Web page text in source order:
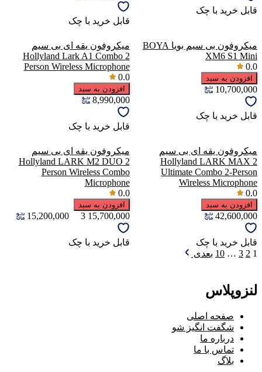
قابل خرید با چک
قابل خرید با چک
میکروفون بی سیم بویا BOYA
XM6 S1 Mini
0.0
افزودن به سبد
10,700,000
قابل خرید با چک
میکروفون یقه ای بی سیم
Hollyland Lark A1 Combo 2
Person Wireless Microphone
0.0
افزودن به سبد
8,990,000
قابل خرید با چک
میکروفون یقه ای بی سیم
Hollyland LARK MAX 2
Ultimate Combo 2-Person
Wireless Microphone
0.0
افزودن به سبد
42,600,000
قابل خرید با چک
میکروفون یقه ای بی سیم
Hollyland LARK M2 DUO 2
Person Wireless Combo
Microphone
0.0
افزودن به سبد
15,700,000
3
15,200,000
قابل خرید با چک
1
2
3
…
10 بعدی
لنزوپلاس
صفحه اصلی
شگفت انگیز شو
درباره ما
تماس با ما
بلاگ